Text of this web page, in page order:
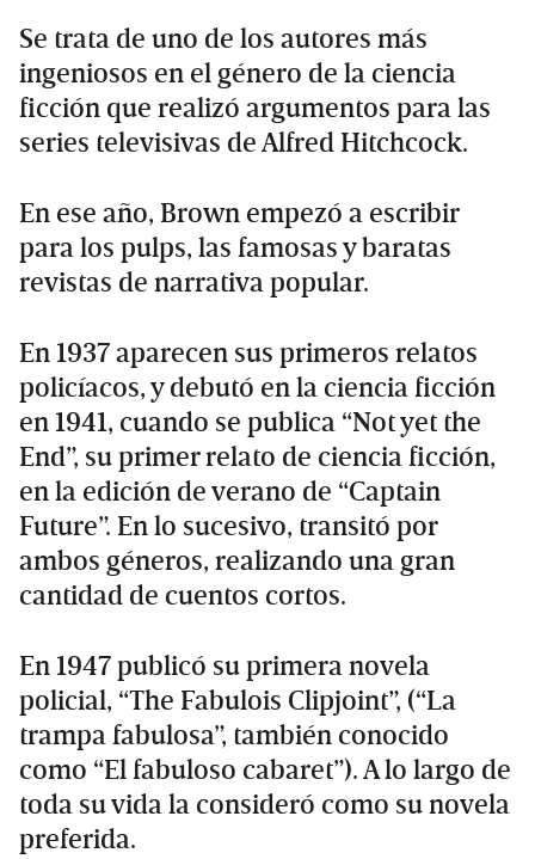
Se trata de uno de los autores más
ingeniosos en el género de la ciencia
ficción que realizó argumentos para las
series televisivas de Alfred Hitchcock.
En ese año, Brown empezó a escribir
para los pulps, las famosas y baratas
revistas de narrativa popular.
En 1937 aparecen sus primeros relatos
policíacos, y debutó en la ciencia ficción
en 1941, cuando se publica “Not yet the
End”, su primer relato de ciencia ficción,
en la edición de verano de “Captain
Future”. En lo sucesivo, transitó por
ambos géneros, realizando una gran
cantidad de cuentos cortos.
En 1947 publicó su primera novela
policial, “The Fabulois Clipjoint”, (“La
trampa fabulosa”, también conocido
como “El fabuloso cabaret”). A lo largo de
toda su vida la consideró como su novela
preferida.